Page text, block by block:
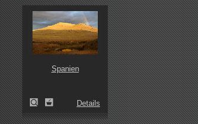
Spanien
Details